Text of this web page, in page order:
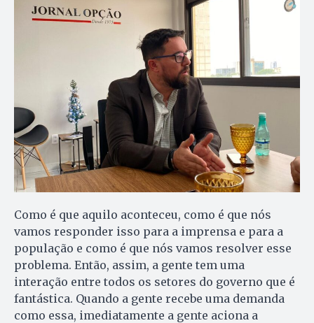
Como é que aquilo aconteceu, como é que nós
vamos responder isso para a imprensa e para a
população e como é que nós vamos resolver esse
problema. Então, assim, a gente tem uma
interação entre todos os setores do governo que é
fantástica. Quando a gente recebe uma demanda
como essa, imediatamente a gente aciona a